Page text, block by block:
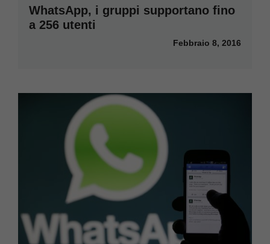
WhatsApp, i gruppi supportano fino
a 256 utenti
Febbraio 8, 2016